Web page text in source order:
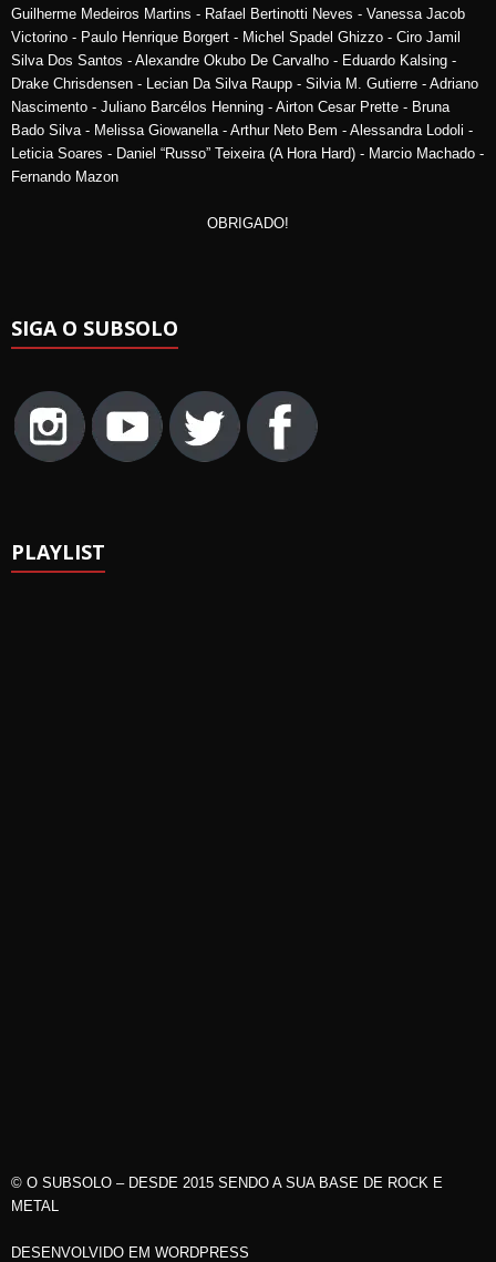
Guilherme Medeiros Martins - Rafael Bertinotti Neves - Vanessa Jacob
Victorino - Paulo Henrique Borgert - Michel Spadel Ghizzo - Ciro Jamil
Silva Dos Santos - Alexandre Okubo De Carvalho - Eduardo Kalsing -
Drake Chrisdensen - Lecian Da Silva Raupp - Silvia M. Gutierre - Adriano
Nascimento - Juliano Barcélos Henning - Airton Cesar Prette - Bruna
Bado Silva - Melissa Giowanella - Arthur Neto Bem - Alessandra Lodoli -
Leticia Soares - Daniel “Russo” Teixeira (A Hora Hard) - Marcio Machado -
Fernando Mazon
OBRIGADO!
SIGA O SUBSOLO
PLAYLIST
© O SUBSOLO – DESDE 2015 SENDO A SUA BASE DE ROCK E
METAL
DESENVOLVIDO EM WORDPRESS